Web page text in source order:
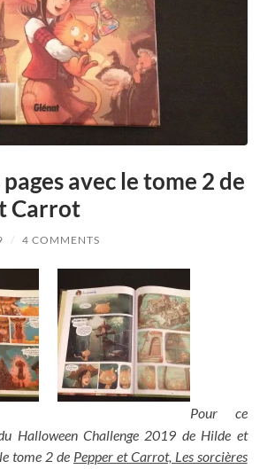
avec le tome 2 de
Carrot
/ 4 COMMENTS
Pour ce
Halloween Challenge 2019 de Hilde et
tome 2 de Pepper et Carrot, Les sorcières